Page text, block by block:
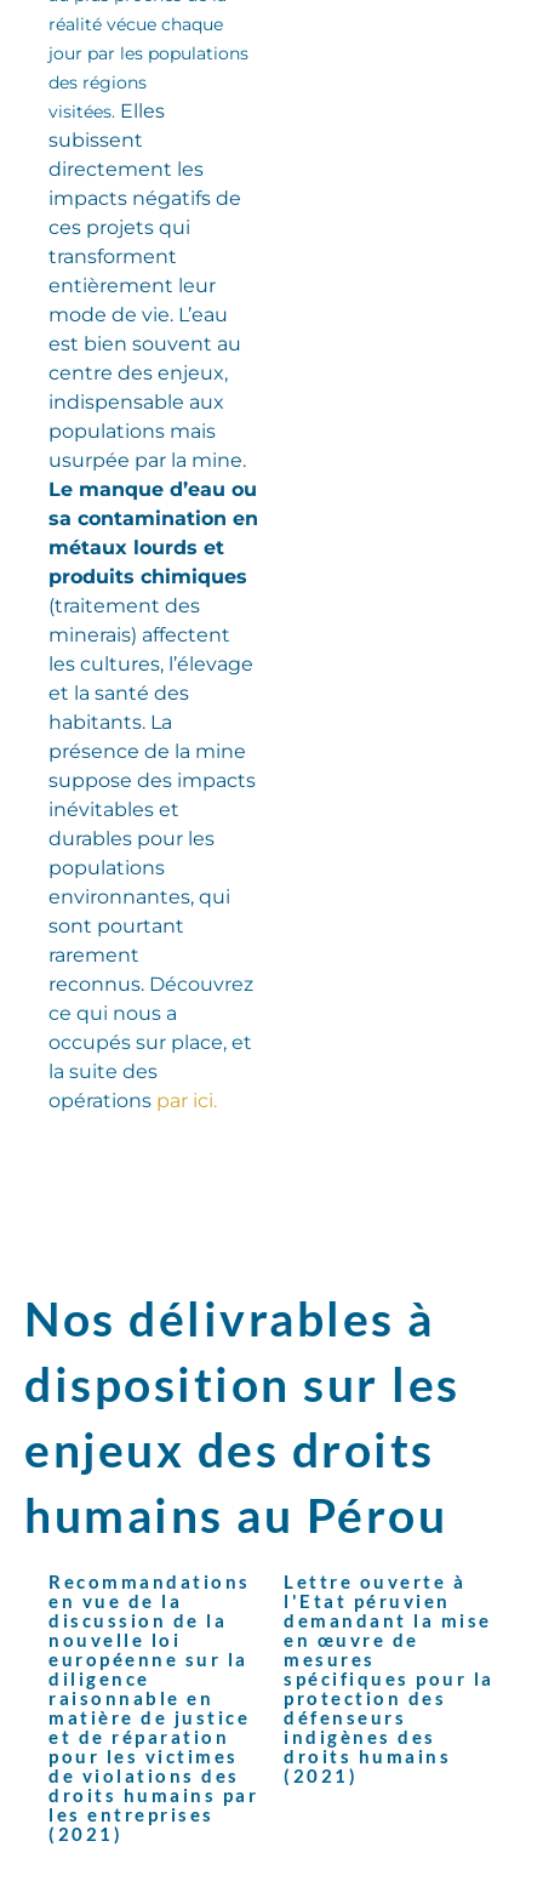
réalité vécue chaque
jour par les populations
des régions
visitées. Elles
subissent
directement les
impacts négatifs de
ces projets qui
transforment
entièrement leur
mode de vie. L’eau
est bien souvent au
centre des enjeux,
indispensable aux
populations mais
usurpée par la mine.
Le manque d’eau ou
sa contamination en
métaux lourds et
produits chimiques
(traitement des
minerais) affectent
les cultures, l’élevage
et la santé des
habitants. La
présence de la mine
suppose des impacts
inévitables et
durables pour les
populations
environnantes, qui
sont pourtant
rarement
reconnus. Découvrez
ce qui nous a
occupés sur place, et
la suite des
opérations par ici.
Nos délivrables à
disposition sur les
enjeux des droits
humains au Pérou
Recommandations
en vue de la
discussion de la
nouvelle loi
européenne sur la
diligence
raisonnable en
matière de justice
et de réparation
pour les victimes
de violations des
droits humains par
les entreprises
(2021)
Lettre ouverte à
l'Etat péruvien
demandant la mise
en œuvre de
mesures
spécifiques pour la
protection des
défenseurs
indigènes des
droits humains
(2021)